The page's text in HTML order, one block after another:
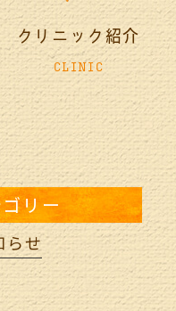
クリニック紹介
CLINIC
リー
らせ